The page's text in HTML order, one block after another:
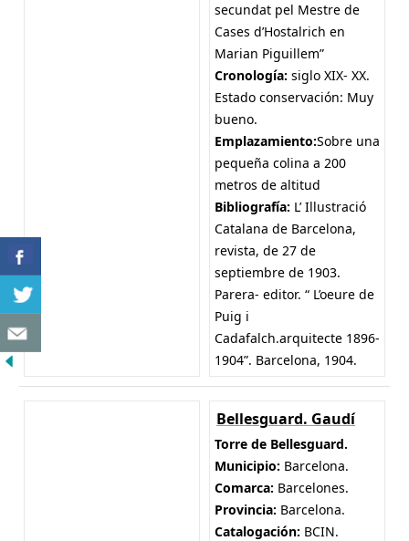
secundat pel Mestre de
Cases d’Hostalrich en
Marian Piguillem”
Cronología: siglo XIX- XX.
Estado conservación: Muy
bueno.
Emplazamiento:Sobre una
pequeña colina a 200
metros de altitud
Bibliografía: L’ Illustració
Catalana de Barcelona,
revista, de 27 de
septiembre de 1903.
Parera- editor. “ L’oeure de
Puig i
Cadafalch.arquitecte 1896-
1904”. Barcelona, 1904.
Bellesguard. Gaudí
Torre de Bellesguard.
Municipio: Barcelona.
Comarca: Barcelones.
Provincia: Barcelona.
Catalogación: BCIN.